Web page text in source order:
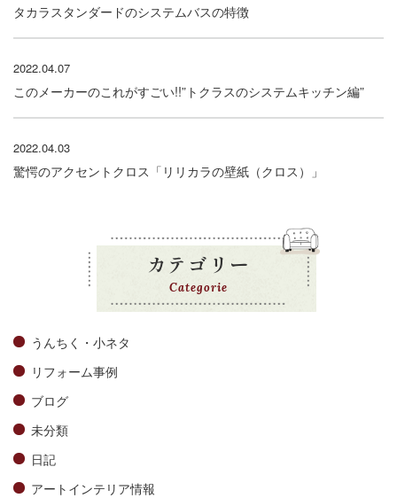
タカラスタンダードのシステムバスの特徴
2022.04.07
このメーカーのこれがすごい!!”トクラスのシステムキッチン編”
2022.04.03
驚愕のアクセントクロス「リリカラの壁紙（クロス）」
カテゴリー
Categorie
うんちく・小ネタ
リフォーム事例
ブログ
未分類
日記
アートインテリア情報